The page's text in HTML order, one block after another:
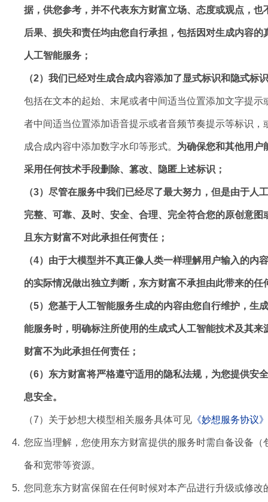
据，供您参考，并不代表东方财富立场、态度或观点，
后果、损失和责任均由您自行承担，包括因对生成内容
人工智能服务；
（2）我们已经对生成合成内容添加了显式标识和隐式
包括在文本的起始、末尾或者中间适当位置添加文字提
者中间适当位置添加语音提示或者音频节奏提示等标识
成合成内容中添加数字水印等形式。 为确保您和其他用户
采用任何技术手段删除、篡改、隐匿上述标识；
（3）尽管在服务中我们已经尽了最大努力，但是由于
完整、可靠、及时、安全、合理、完全符合您的原创意
且东方财富不对此承担任何责任；
（4）由于大模型并不真正像人类一样理解用户输入的
的实际情况做出独立判断，东方财富不承担由此带来的
（5）您基于人工智能服务生成的内容由您自行维护，
能服务时，明确标注所使用的生成式人工智能技术及其
财富不为此承担任何责任；
（6）东方财富将严格遵守适用的隐私法规，为您提供
息安全。
（7）关于妙想大模型相关服务具体可见 《妙想服务协议》
4. 您应当理解，您使用东方财富提供的服务时需自备设备
备和宽带等资源。
5. 您同意东方财富保留在任何时候对本产品进行升级或修